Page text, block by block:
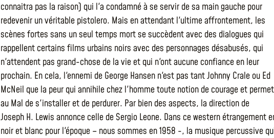
connaitra pas la raison) qui l'a condamné à se servir de sa main gauche pour
redevenir un véritable pistolero. Mais en attendant l'ultime affrontement, les
scènes fortes sans un seul temps mort se succèdent avec des dialogues qui
rappellent certains films urbains noirs avec des personnages désabusés, qui
n'attendent pas grand-chose de la vie et qui n'ont aucune confiance en leur
prochain. En cela, l'ennemi de George Hansen n'est pas tant Johnny Crale ou Ed
McNeil que la peur qui annihile chez l'homme toute notion de courage et permet
au Mal de s'installer et de perdurer. Par bien des aspects, la direction de
Joseph H. Lewis annonce celle de Sergio Leone. Dans ce western étrangement
noir et blanc pour l'époque – nous sommes en 1958 -, la musique percussive